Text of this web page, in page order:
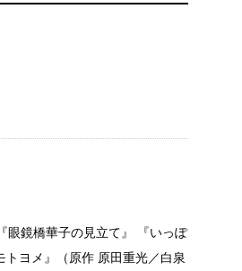
眼鏡橋華子の見立て』 『いっぽ
ヨメ』（原作 原田重光／白泉